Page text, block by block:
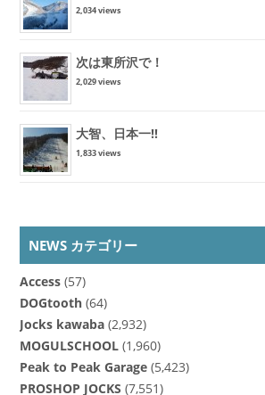
2,034 views
次は東所沢で！
2,029 views
大智、日本一!!
1,833 views
NEWS カテゴリー
Access(57)
DOGtooth(64)
Jocks kawaba(2,932)
MOGULSCHOOL(1,960)
Peak to Peak Garage(5,423)
PROSHOP JOCKS (7,551)